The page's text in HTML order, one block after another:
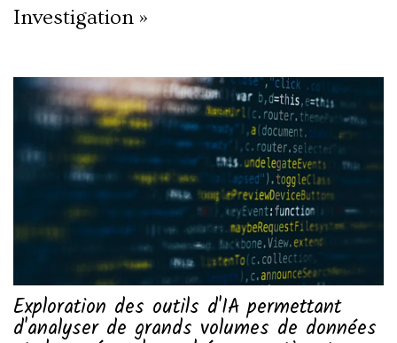
Investigation »
Exploration des outils d'IA permettant
d'analyser de grands volumes de données